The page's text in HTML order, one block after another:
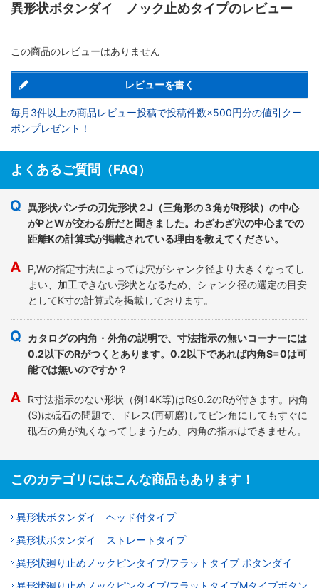
異形状ボタンダイ ノック止めタイプのレビュー
この商品のレビューはありません
レビューを書く
毎月3件以上の商品レビュー投稿で投稿件数×500円分の値引クー
ポンプレゼント！
よくあるご質問（FAQ）
異形状パンチの刃先形状２J（三角形の３角がR形状）の中心
がPとWが交わる所だと聞きました。わざわざ穴の中心までの
距離Kの計算式が掲載されている理由を教えてください。
P,Wの指定寸法によっては穴がシャンク径より大きくなってし
まい、加工できない形状となるため、シャンク径の選定の目安
としてK寸の計算式を掲載しております。
カタログの内角・外角の説明で、寸法指示の無いコーナーには
0.2以下のRがつくとあります。0.2以下であれば内角S=0は可
能では無いのですか？
R寸法指示のない形状（例14K等)はR≦0.2のRが付きます。内角
(S)は砥石の問題で、ドレス(再研磨)してピン角にしてもすぐに
砥石の角が丸くなってしまうため、内角の指示はできません。
このカテゴリにはこんな商品もあります！
異形状ボタンダイ ヘッド付タイプ
異形状ボタンダイ ストレートタイプ
異形状廻り止めノックピンタイプ/フラットタイプ ボタンダイ
異形状廻り止めノックピンタイプ/フラットタイプMタイプボタン